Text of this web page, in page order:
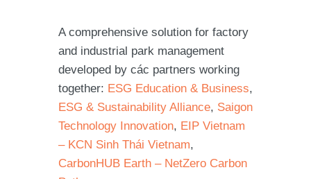
A comprehensive solution for factory
and industrial park management
developed by các partners working
together: ESG Education & Business,
ESG & Sustainability Alliance, Saigon
Technology Innovation, EIP Vietnam
– KCN Sinh Thái Vietnam,
CarbonHUB Earth – NetZero Carbon